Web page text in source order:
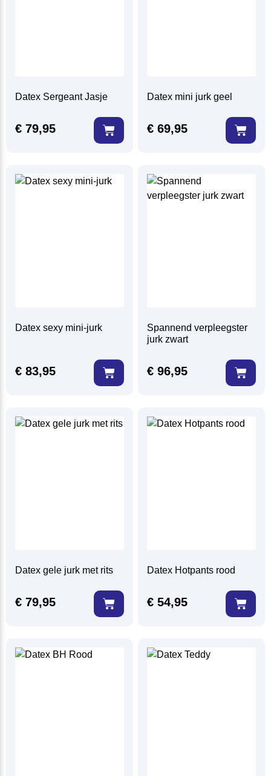
Datex Sergeant Jasje
€ 79,95
Datex mini jurk geel
€ 69,95
Datex sexy mini-jurk
€ 83,95
Spannend verpleegster
jurk zwart
€ 96,95
Datex gele jurk met rits
€ 79,95
Datex Hotpants rood
€ 54,95